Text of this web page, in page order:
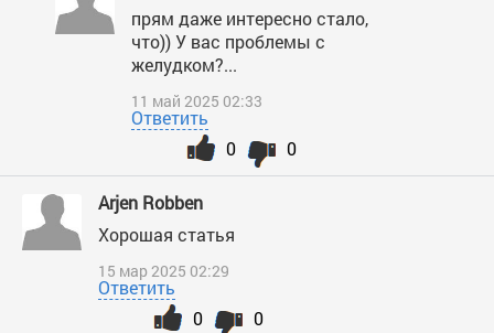
прям даже интересно стало,
что)) У вас проблемы с
желудком?...
11 май 2025 02:33
Ответить
0
0
Arjen Robben
Хорошая статья
15 мар 2025 02:29
Ответить
0
0